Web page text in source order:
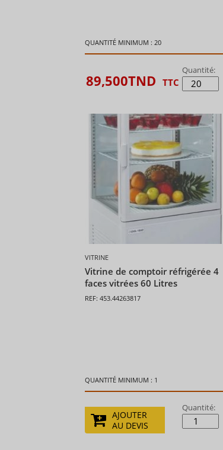
QUANTITÉ MINIMUM : 20
89,500TND TTC
Quantité:
VITRINE
Vitrine de comptoir réfrigérée 4
faces vitrées 60 Litres
REF: 453.44263817
QUANTITÉ MINIMUM : 1
Quantité:
AJOUTER
AU DEVIS